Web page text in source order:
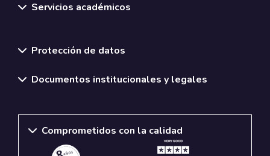
Servicios académicos
Protección de datos
Documentos institucionales y legales
Comprometidos con la calidad